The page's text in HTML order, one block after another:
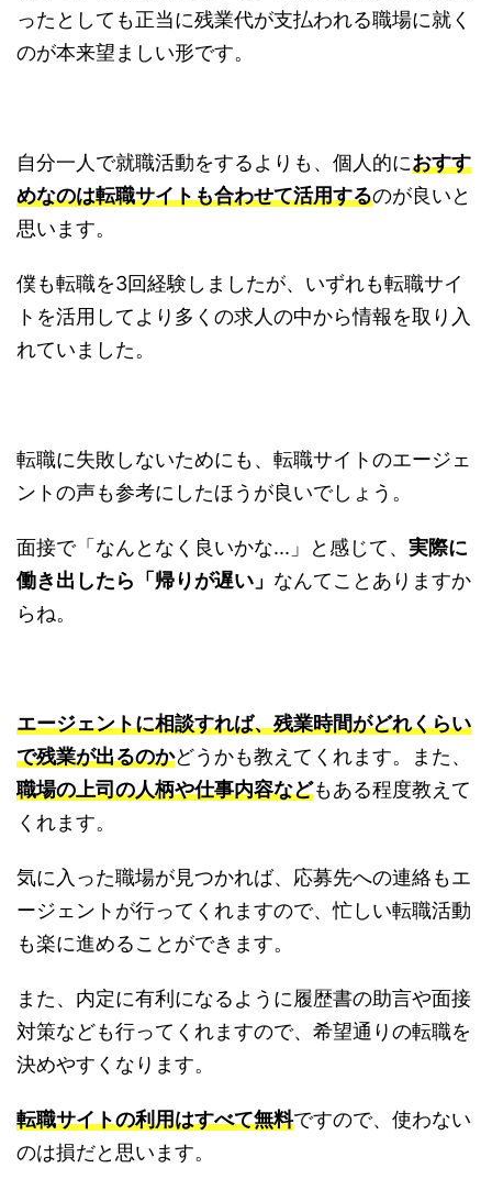
ったとしても正当に残業代が支払われる職場に就く
のが本来望ましい形です。
自分一人で就職活動をするよりも、個人的におすす
めなのは転職サイトも合わせて活用するのが良いと
思います。
僕も転職を3回経験しましたが、いずれも転職サイ
トを活用してより多くの求人の中から情報を取り入
れていました。
転職に失敗しないためにも、転職サイトのエージェ
ントの声も参考にしたほうが良いでしょう。
面接で「なんとなく良いかな...」と感じて、 実際に
働き出したら「帰りが遅い」 なんてことありますか
らね。
エージェントに相談すれば、残業時間がどれくらい
で残業が出るのかどうかも教えてくれます。また、
職場の上司の人柄や仕事内容などもある程度教えて
くれます。
気に入った職場が見つかれば、応募先への連絡もエ
ージェントが行ってくれますので、忙しい転職活動
も楽に進めることができます。
また、内定に有利になるように履歴書の助言や面接
対策なども行ってくれますので、希望通りの転職を
決めやすくなります。
転職サイトの利用はすべて無料ですので、使わない
のは損だと思います。